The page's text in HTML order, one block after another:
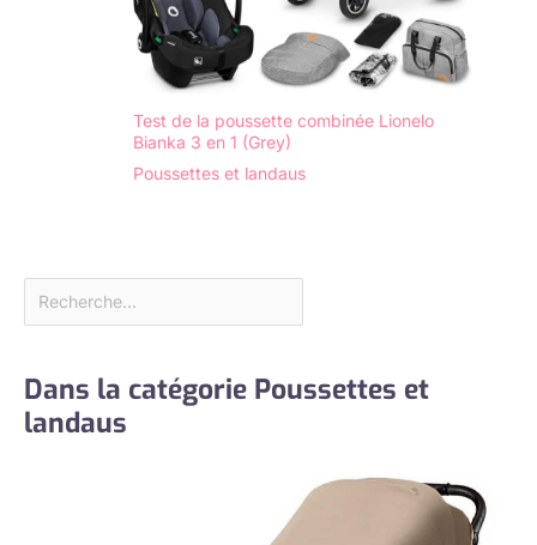
vibrations et les
chocs, ce lot de
poussette 3 en 1
un voyage calme et
augmente le
une expérience
parents et les
Test de la poussette combinée Lionelo
Bianka 3 en 1 (Grey)
Poussettes et landaus
Dans la catégorie Poussettes et
landaus